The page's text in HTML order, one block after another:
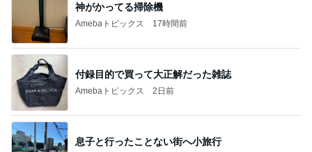
神がかってる掃除機
Amebaトピックス 17時間前
付録目的で買って大正解だった雑誌
Amebaトピックス 2日前
息子と行ったことない街へ小旅行